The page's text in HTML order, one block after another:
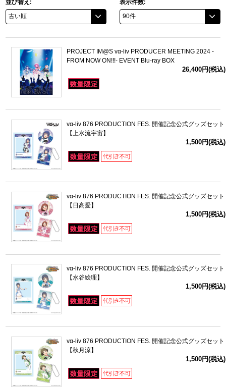
ラブライブ！スーパースター!!
モフモフパレード
並び替え: 表示件数:
PROJECT IM@S vα-liv PRODUCER MEETING 2024 -
FROM NOW ON!!!- EVENT Blu-ray BOX
26,400円(税込)
vα-liv 876 PRODUCTION FES. 開催記念公式グッズセット
【上水流宇宙】
1,500円(税込)
vα-liv 876 PRODUCTION FES. 開催記念公式グッズセット
【日高愛】
1,500円(税込)
vα-liv 876 PRODUCTION FES. 開催記念公式グッズセット
【水谷絵理】
1,500円(税込)
vα-liv 876 PRODUCTION FES. 開催記念公式グッズセット
【秋月涼】
1,500円(税込)